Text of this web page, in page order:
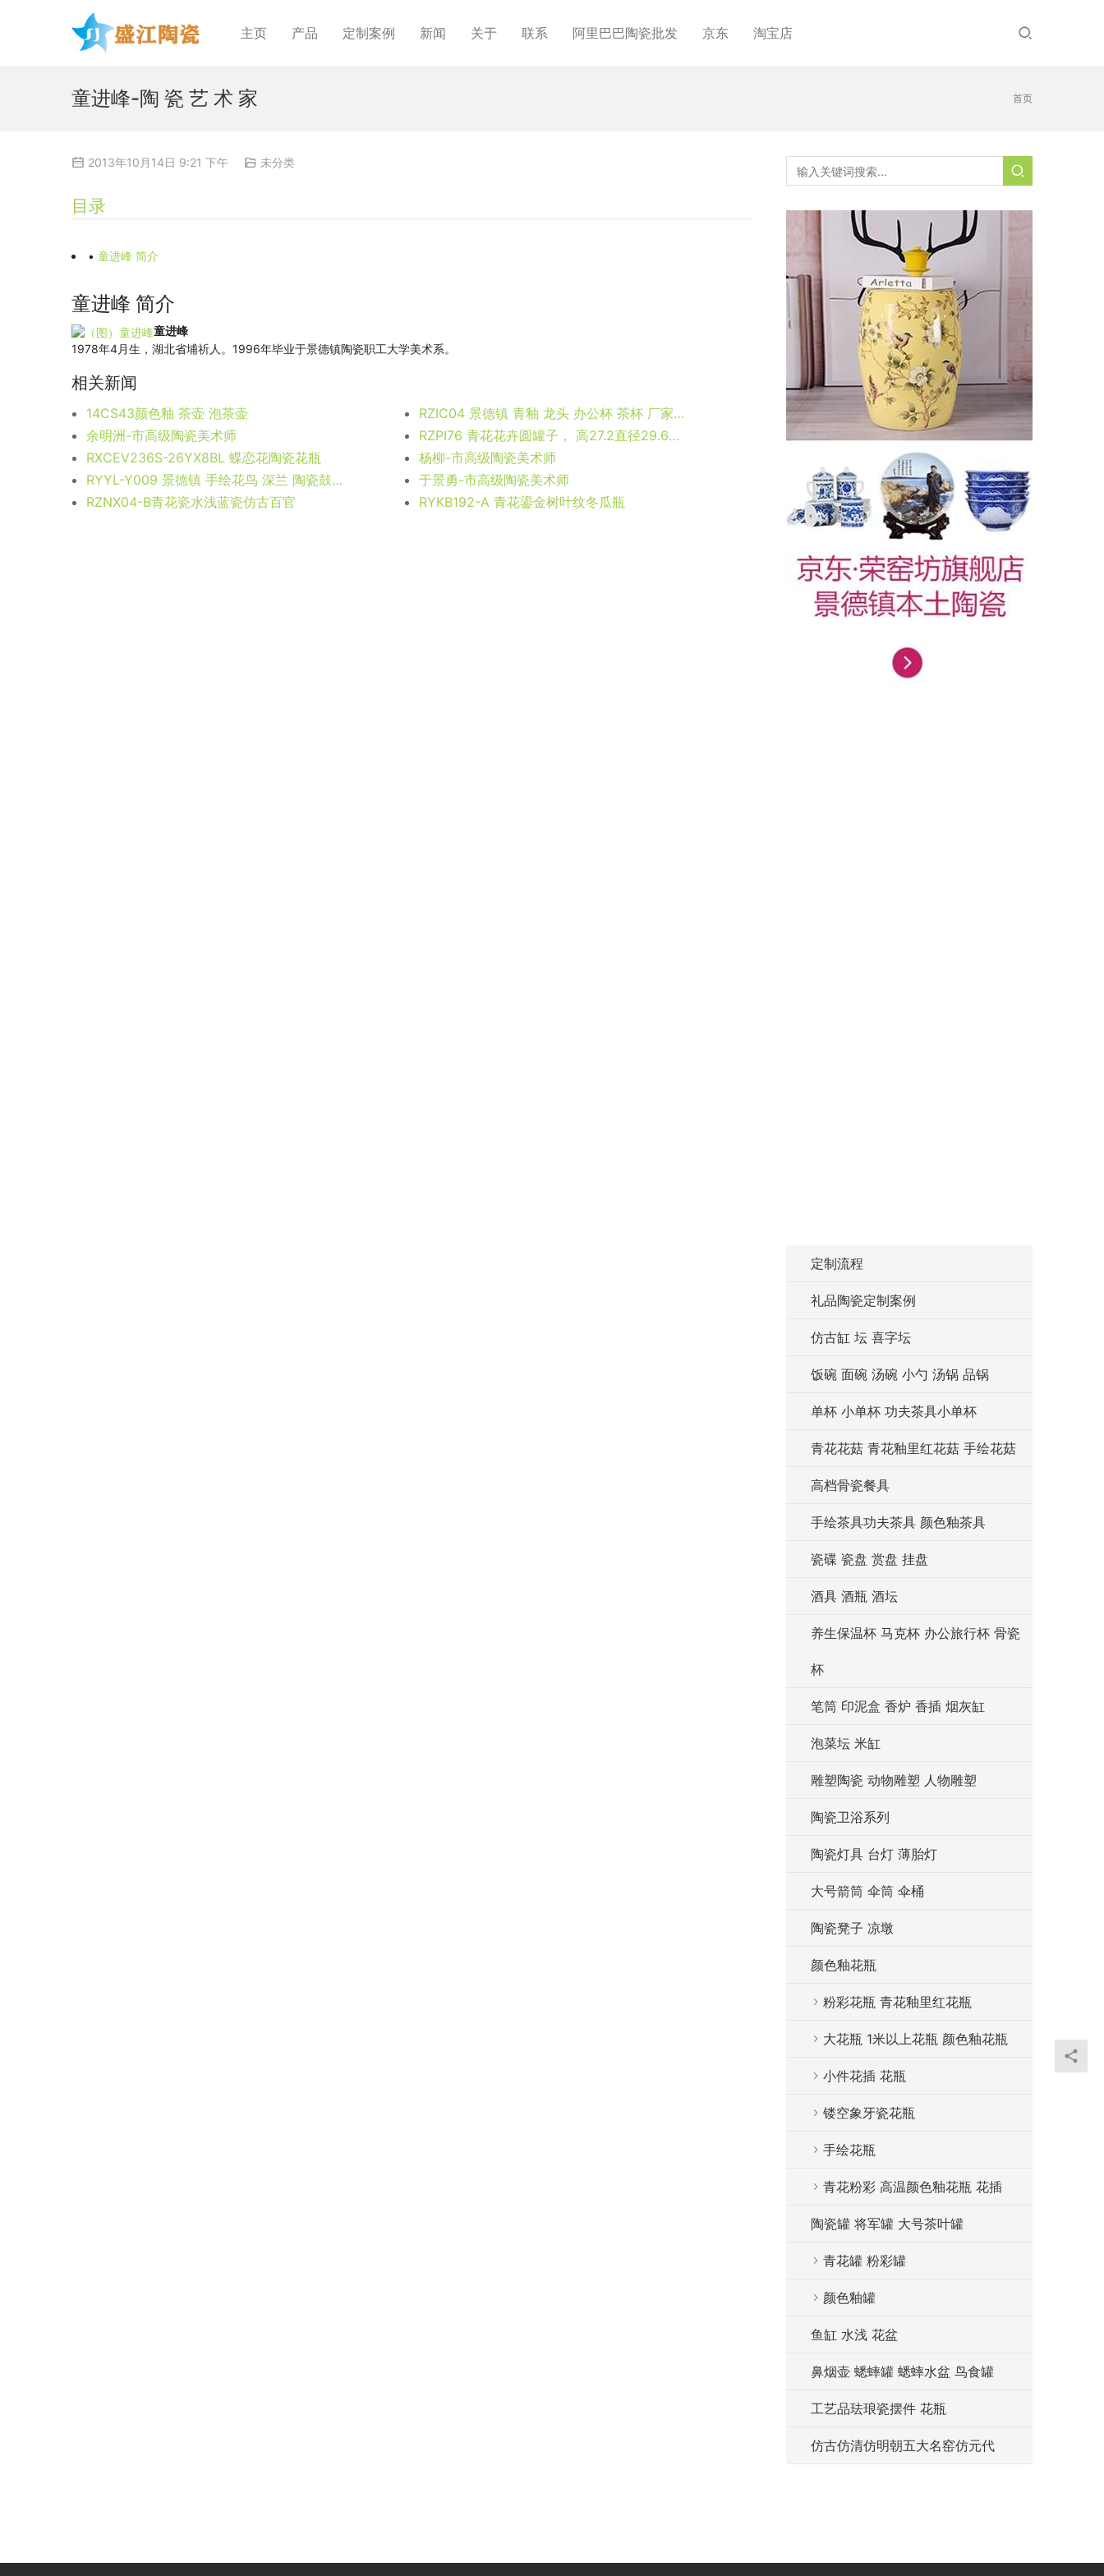
主页 产品 定制案例 新闻 关于 联系 阿里巴巴陶瓷批发 京东 淘宝店
首页
童进峰-陶 瓷 艺 术 家
2013年10月14日 9:21 下午 未分类
目录
• 童进峰 简介
童进峰 简介
童进峰
1978年4月生，湖北省埔祈人。1996年毕业于景德镇陶瓷职工大学美术系。
相关新闻
14CS43颜色釉 茶壶 泡茶壶
RZIC04 景德镇 青釉 龙头 办公杯 茶杯 厂家直销
余明洲-市高级陶瓷美术师
RZPI76 青花花卉圆罐子， 高27.2直径29.6口径底径12.6重量4.9KG
RXCEV236S-26YX8BL 蝶恋花陶瓷花瓶
杨柳-市高级陶瓷美术师
RYYL-Y009 景德镇 手绘花鸟 深兰 陶瓷鼓凳换鞋凳花架家居工艺绣墩装饰摆件
于景勇-市高级陶瓷美术师
RZNX04-B青花瓷水浅蓝瓷仿古百官
RYKB192-A 青花鎏金树叶纹冬瓜瓶
定制流程
礼品陶瓷定制案例
仿古缸 坛 喜字坛
饭碗 面碗 汤碗 小勺 汤锅 品锅
单杯 小单杯 功夫茶具小单杯
青花花菇 青花釉里红花菇 手绘花菇
高档骨瓷餐具
手绘茶具功夫茶具 颜色釉茶具
瓷碟 瓷盘 赏盘 挂盘
酒具 酒瓶 酒坛
养生保温杯 马克杯 办公旅行杯 骨瓷
杯
笔筒 印泥盒 香炉 香插 烟灰缸
泡菜坛 米缸
雕塑陶瓷 动物雕塑 人物雕塑
陶瓷卫浴系列
陶瓷灯具 台灯 薄胎灯
大号箭筒 伞筒 伞桶
陶瓷凳子 凉墩
颜色釉花瓶
粉彩花瓶 青花釉里红花瓶
大花瓶 1米以上花瓶 颜色釉花瓶
小件花插 花瓶
镂空象牙瓷花瓶
手绘花瓶
青花粉彩 高温颜色釉花瓶 花插
陶瓷罐 将军罐 大号茶叶罐
青花罐 粉彩罐
颜色釉罐
鱼缸 水浅 花盆
鼻烟壶 蟋蟀罐 蟋蟀水盆 鸟食罐
工艺品珐琅瓷摆件 花瓶
仿古仿清仿明朝五大名窑仿元代